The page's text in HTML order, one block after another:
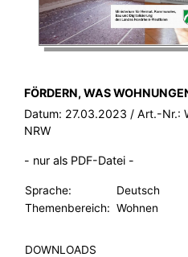
BROSCHÜRE:
FÖRDERN, WAS
Datum: 27.03.2023 / Art.-Nr.:
NRW
- nur als PDF-Datei -
Sprache:
Deutsch
Themenbereich: Wohnen
DOWNLOADS